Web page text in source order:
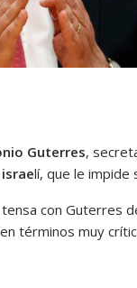
Guterres,
lí, que le impide
con Guterres
términos muy